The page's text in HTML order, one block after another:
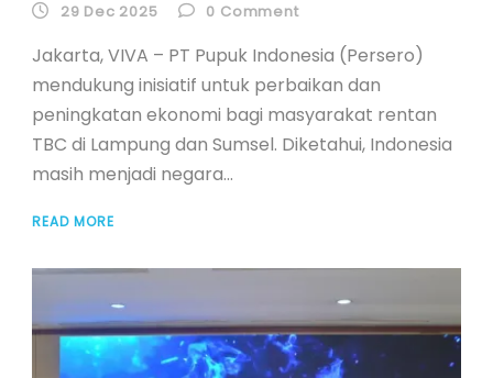
29 Dec 2025 0 Comment
Jakarta, VIVA – PT Pupuk Indonesia (Persero)
mendukung inisiatif untuk perbaikan dan
peningkatan ekonomi bagi masyarakat rentan
TBC di Lampung dan Sumsel. Diketahui, Indonesia
masih menjadi negara...
READ MORE